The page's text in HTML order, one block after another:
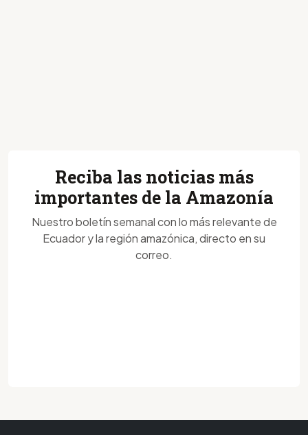
Reciba las noticias más
importantes de la Amazonía
Nuestro boletín semanal con lo más relevante de
Ecuador y la región amazónica, directo en su
correo.